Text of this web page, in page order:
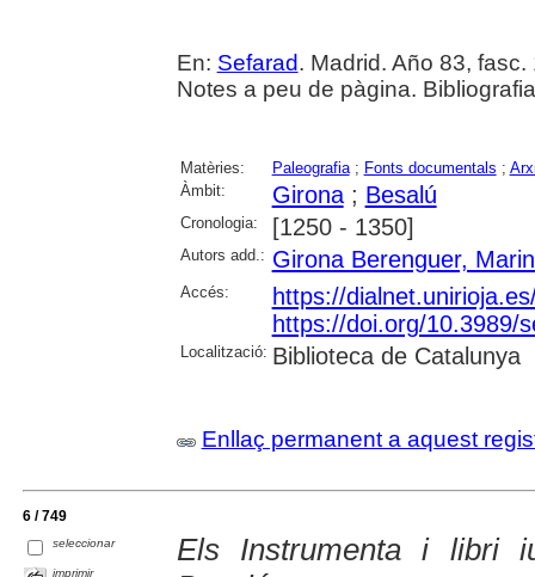
En: Sefarad. Madrid. Año 83,
Notes a peu de pàgina.
Matèries: Paleografia; Fonts documentals ;
Àmbit:
Girona; Besalú
Cronologia: [1250 - 1350]
Autors add.: Girona Berenguer,
Accés:
https://
https://doi.org/10.3989/
Localització: Biblioteca de Catalunya
Enllaç permanent a aquest
6 / 749
seleccionar
imprimir
Els Instrumenta i libri